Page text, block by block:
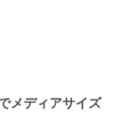
メディアサイズ